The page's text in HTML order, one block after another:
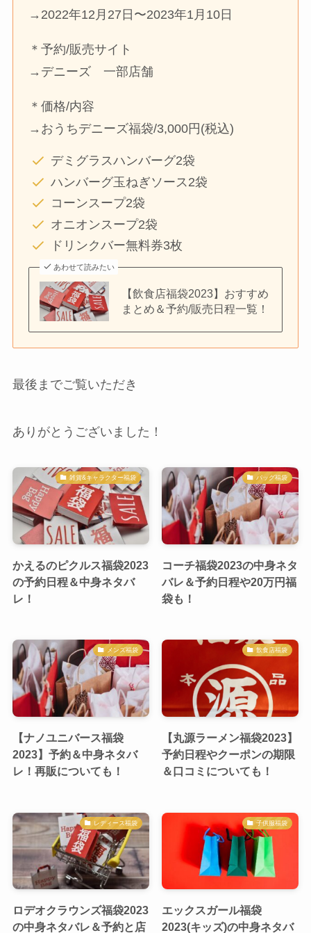
→2022年12月27日〜2023年1月10日
＊予約/販売サイト
→デニーズ 一部店舗
＊価格/内容
→おうちデニーズ福袋/3,000円(税込)
デミグラスハンバーグ2袋
ハンバーグ玉ねぎソース2袋
コーンスープ2袋
オニオンスープ2袋
ドリンクバー無料券3枚
あわせて読みたい
【飲食店福袋2023】おすすめ
まとめ＆予約/販売日程一覧！
最後までご覧いただき
ありがとうございました！
雑貨&キャラクター福袋
かえるのピクルス福袋2023
の予約日程＆中身ネタバ
レ！
バッグ福袋
コーチ福袋2023の中身ネタ
バレ＆予約日程や20万円福
袋も！
メンズ福袋
【ナノユニバース福袋
2023】予約＆中身ネタバ
レ！再販についても！
飲食店福袋
【丸源ラーメン福袋2023】
予約日程やクーポンの期限
＆口コミについても！
レディース福袋
ロデオクラウンズ福袋2023
の中身ネタバレ＆予約と店
子供服福袋
エックスガール福袋
2023(キッズ)の中身ネタバ